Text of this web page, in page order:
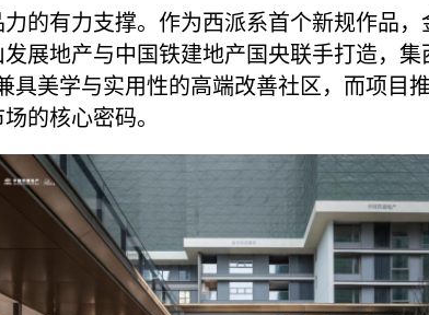
的有力支撑。作为西派系首个新规作品
展地产与中国铁建地产国央联手打造，
具美学与实用性的高端改善社区，而项目
的核心密码。